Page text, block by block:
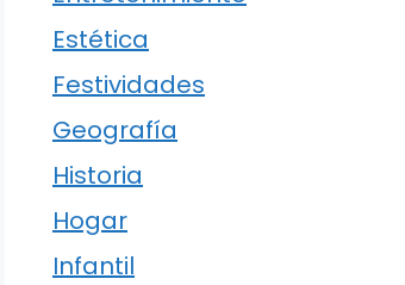
Estética
Festividades
Geografía
Historia
Hogar
Infantil